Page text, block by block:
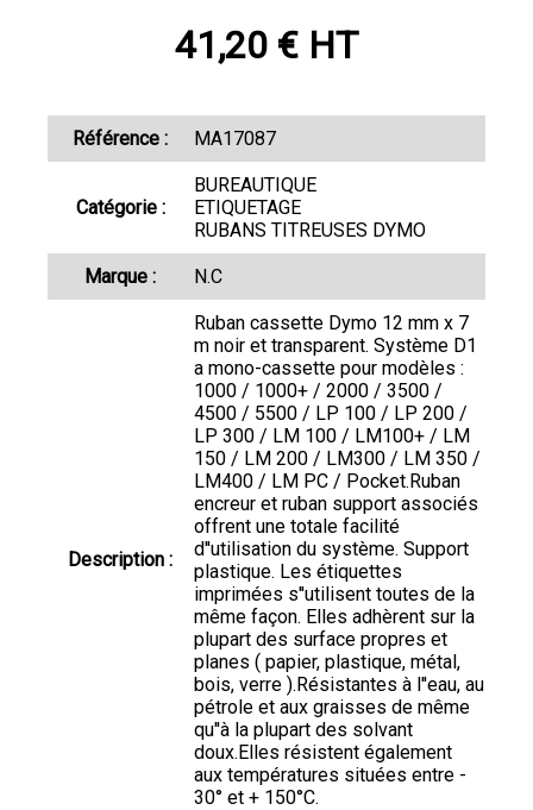
41,20 € HT
Référence : MA17087
Catégorie :
BUREAUTIQUE
ETIQUETAGE
RUBANS TITREUSES DYMO
Marque : N.C
Description :
Ruban cassette Dymo 12 mm x 7
m noir et transparent. Système D1
a mono-cassette pour modèles :
1000 / 1000+ / 2000 / 3500 /
4500 / 5500 / LP 100 / LP 200 /
LP 300 / LM 100 / LM100+ / LM
150 / LM 200 / LM300 / LM 350 /
LM400 / LM PC / Pocket.Ruban
encreur et ruban support associés
offrent une totale facilité
d''utilisation du système. Support
plastique. Les étiquettes
imprimées s''utilisent toutes de la
même façon. Elles adhèrent sur la
plupart des surface propres et
planes ( papier, plastique, métal,
bois, verre ).Résistantes à l''eau, au
pétrole et aux graisses de même
qu''à la plupart des solvant
doux.Elles résistent également
aux températures situées entre -
30° et + 150°C.